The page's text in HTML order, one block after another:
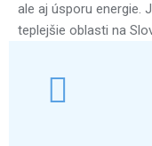
ale aj úsporu energie.
teplejšie oblasti na